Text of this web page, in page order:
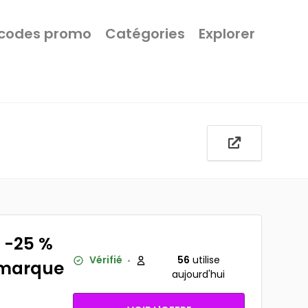
promo Catégories Explorer
25 %
Vérifié 56 utilise
aujourd'hui